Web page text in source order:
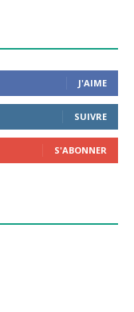
J'AIME
SUIVRE
S'ABONNER